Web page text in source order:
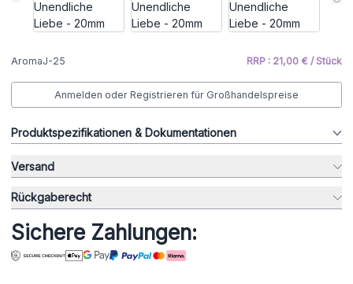
AromaJ-25 RRP : 21,00 € / Stück
Anmelden oder Registrieren für Großhandelspreise
Produktspezifikationen & Dokumentationen
Versand
Rückgaberecht
Sichere Zahlungen: